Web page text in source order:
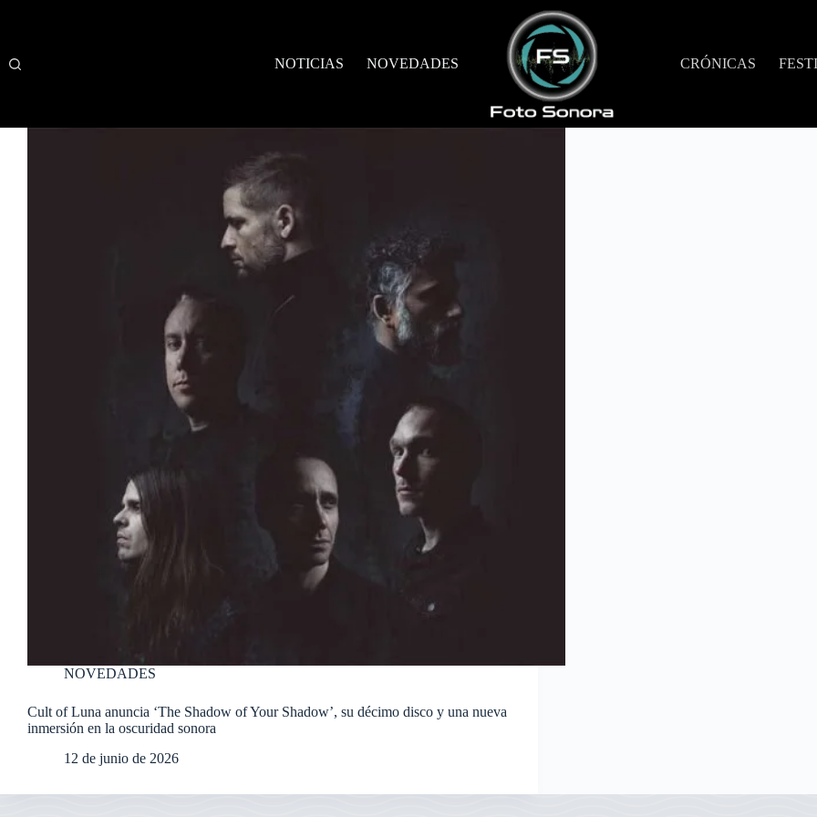
NOTICIAS
NOVEDADES CRÓNICAS
NOVEDADES
Cult of Luna anuncia ‘The Shadow of Your Shadow’, su décimo disco y una nueva
inmersión en la oscuridad sonora
12 de junio de 2026